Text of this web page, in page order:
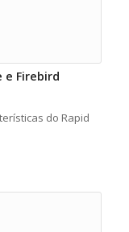
e Firebird
do Rapid